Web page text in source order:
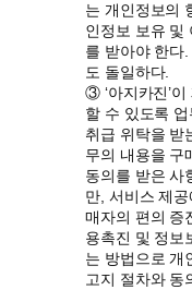
는 개인정보의
인정보 보유 및
를 받아야 한다
도 돌일하다.
③ ‘아지카진’
할 수 있도록
취급 위탁을 받
무의 내용을 구
동의를 받은 사
만, 서비스 제
매자의 편의 증
용촉진 및 정보
는 방법으로 개
고지 절차와 동